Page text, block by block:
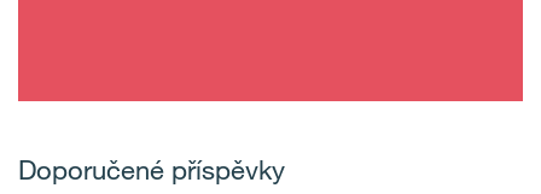
Doporučené příspěvky